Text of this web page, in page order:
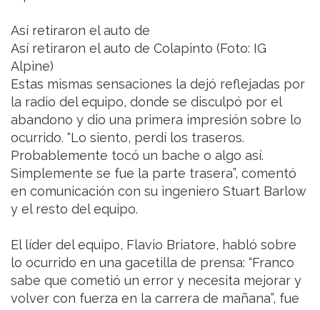
Así retiraron el auto de
Así retiraron el auto de Colapinto (Foto: IG
Alpine)
Estas mismas sensaciones la dejó reflejadas por
la radio del equipo, donde se disculpó por el
abandono y dio una primera impresión sobre lo
ocurrido. “Lo siento, perdí los traseros.
Probablemente tocó un bache o algo así.
Simplemente se fue la parte trasera”, comentó
en comunicación con su ingeniero Stuart Barlow
y el resto del equipo.
El líder del equipo, Flavio Briatore, habló sobre
lo ocurrido en una gacetilla de prensa: “Franco
sabe que cometió un error y necesita mejorar y
volver con fuerza en la carrera de mañana”, fue